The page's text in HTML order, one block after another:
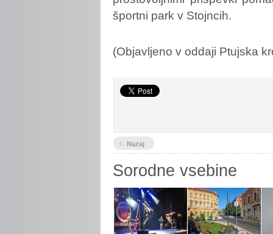
športni park v Stojncih.
(Objavljeno v oddaji Ptujska
‹ Nazaj
Sorodne vsebine